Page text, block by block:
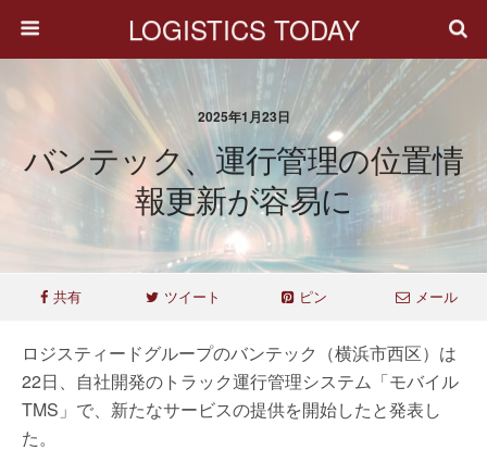
LOGISTICS TODAY
2025年1月23日
バンテック、運行管理の位置情
報更新が容易に
共有 ツイート ピン メール
ロジスティードグループのバンテック（横浜市西区）は
22日、自社開発のトラック運行管理システム「モバイル
TMS」で、新たなサービスの提供を開始したと発表し
た。